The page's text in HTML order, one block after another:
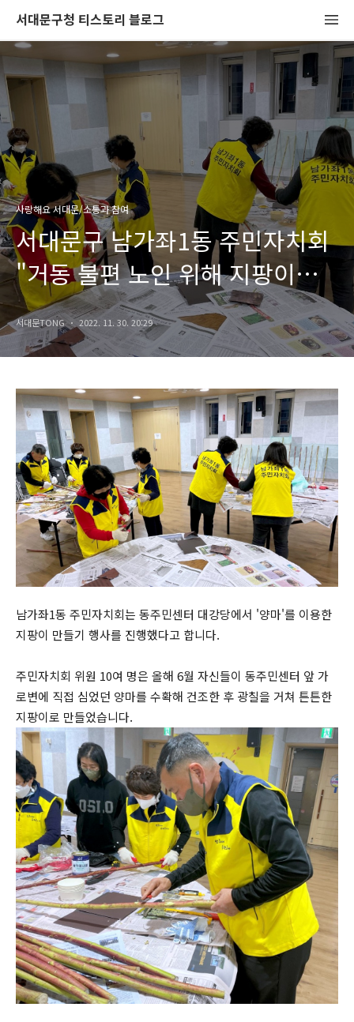
서대문구청 티스토리 블로그
사랑해요 서대문/소통과 참여
서대문구 남가좌1동 주민자치회
"거동 불편 노인 위해 지팡이
제작"
서대문TONG 2022. 11. 30. 20:29
남가좌1동 주민자치회는 동주민센터 대강당에서 '양마'를 이용한
지팡이 만들기 행사를 진행했다고 합니다.
주민자치회 위원 10여 명은 올해 6월 자신들이 동주민센터 앞 가
로변에 직접 심었던 양마를 수확해 건조한 후 광칠을 거쳐 튼튼한
지팡이로 만들었습니다.